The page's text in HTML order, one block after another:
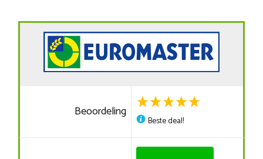
Beoordeling
Beste deal!